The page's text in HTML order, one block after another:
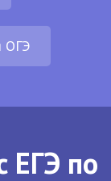
ОГЭ
ЕГЭ по